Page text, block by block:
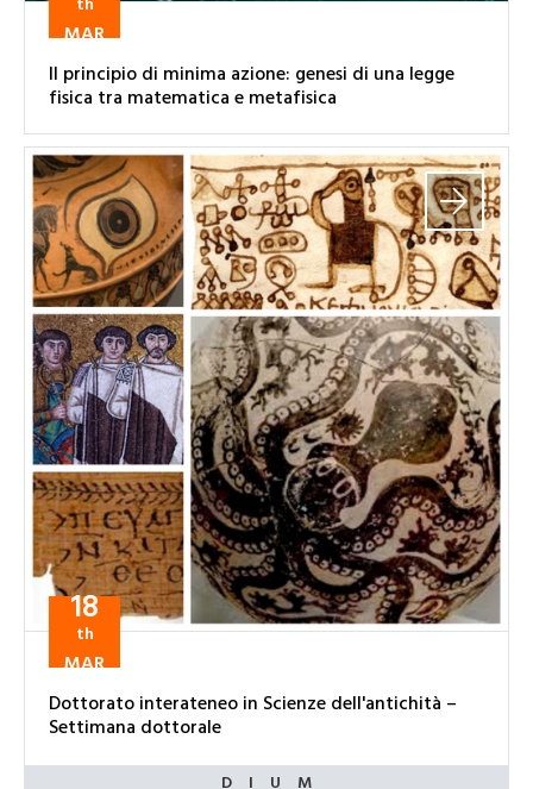
th
MAR
Il principio di minima azione: genesi di una legge
fisica tra matematica e metafisica
18
th
MAR
Dottorato interateneo in Scienze dell'antichità –
Settimana dottorale